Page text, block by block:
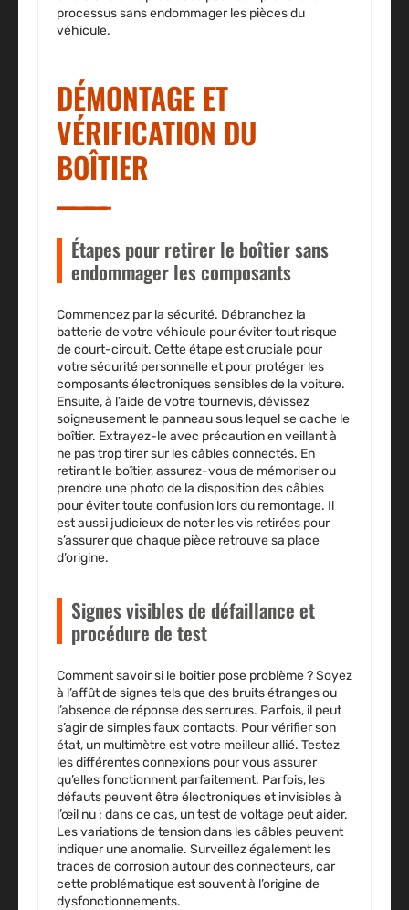
processus sans endommager les pièces du
véhicule.
DÉMONTAGE ET
VÉRIFICATION DU
BOÎTIER
Étapes pour retirer le boîtier sans
endommager les composants
Commencez par la sécurité. Débranchez la
batterie de votre véhicule pour éviter tout risque
de court-circuit. Cette étape est cruciale pour
votre sécurité personnelle et pour protéger les
composants électroniques sensibles de la voiture.
Ensuite, à l’aide de votre tournevis, dévissez
soigneusement le panneau sous lequel se cache le
boîtier. Extrayez-le avec précaution en veillant à
ne pas trop tirer sur les câbles connectés. En
retirant le boîtier, assurez-vous de mémoriser ou
prendre une photo de la disposition des câbles
pour éviter toute confusion lors du remontage. Il
est aussi judicieux de noter les vis retirées pour
s’assurer que chaque pièce retrouve sa place
d’origine.
Signes visibles de défaillance et
procédure de test
Comment savoir si le boîtier pose problème ? Soyez
à l’affût de signes tels que des bruits étranges ou
l’absence de réponse des serrures. Parfois, il peut
s’agir de simples faux contacts. Pour vérifier son
état, un multimètre est votre meilleur allié. Testez
les différentes connexions pour vous assurer
qu’elles fonctionnent parfaitement. Parfois, les
défauts peuvent être électroniques et invisibles à
l’œil nu ; dans ce cas, un test de voltage peut aider.
Les variations de tension dans les câbles peuvent
indiquer une anomalie. Surveillez également les
traces de corrosion autour des connecteurs, car
cette problématique est souvent à l’origine de
dysfonctionnements.